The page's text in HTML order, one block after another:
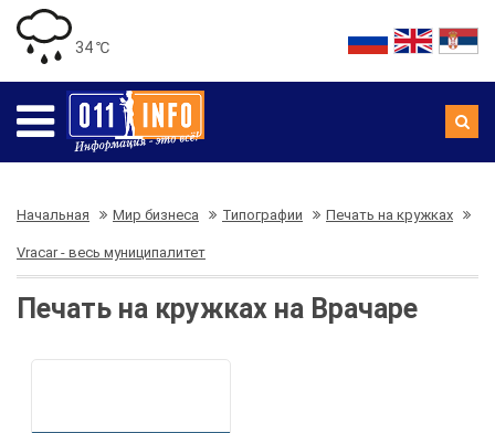
34 ℃
Начальная Мир бизнеса Типографии Печать на кружках
Vracar - весь муниципалитет
Печать на кружках на Врачаре